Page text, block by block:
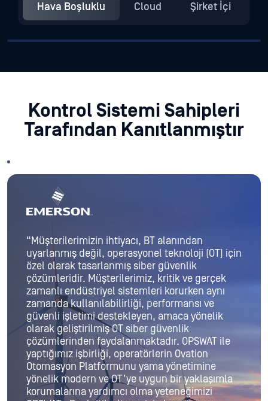
Hava Boşluklu Cloud Şirket İçi
Kontrol Sistemi Sahipleri
Tarafından Kanıtlanmıştır
“Müşterilerimizin ihtiyacı, BT alanından
uyarlanmış değil, operasyonel teknoloji (OT) için
özel olarak tasarlanmış siber güvenlik
çözümleridir. Müşterilerimiz, kritik ve gerçek
zamanlı endüstriyel sistemleri korurken aynı
zamanda kullanılabilirliği, performansı ve
güvenli işletimi destekleyen, amaca yönelik
olarak geliştirilmiş OT siber güvenlik
çözümlerinden faydalanmaktadır. OPSWAT ile
yaptığımız işbirliği, operatörlerin Ovation
Otomasyon Platformunu yama yönetimine
yönelik modern ve OT’ye uygun bir yaklaşımla
korumalarına yardımcı olma yeteneğimizi